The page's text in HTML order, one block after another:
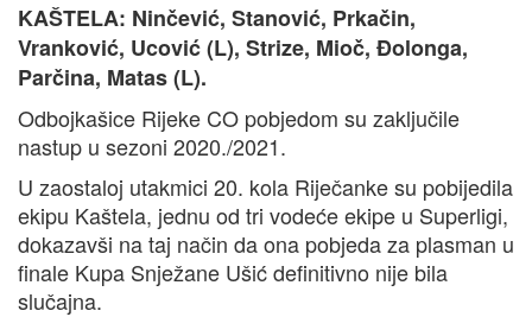
KAŠTELA: Ninčević, Stanović, Prkačin,
Vranković, Ucović (L), Strize, Mioč, Đolonga,
Parčina, Matas (L).
Odbojkašice Rijeke CO pobjedom su zaključile
nastup u sezoni 2020./2021.
U zaostaloj utakmici 20. kola Riječanke su pobijedila
ekipu Kaštela, jednu od tri vodeće ekipe u Superligi,
dokazavši na taj način da ona pobjeda za plasman u
finale Kupa Snježane Ušić definitivno nije bila
slučajna.